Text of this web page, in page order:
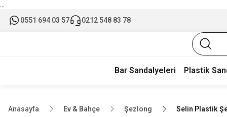
...
0551 694 03 57 0212 548 83 78
Bar Sandalyeleri Plastik
Anasayfa Ev & Bahçe Şezlong Selin Plastik